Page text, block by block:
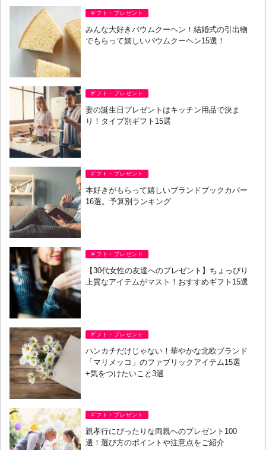
ギフト・プレゼント
みんな大好きバウムクーヘン！結婚式の引出物
でもらって嬉しいバウムクーヘン15選！
ギフト・プレゼント
妻の誕生日プレゼントはキッチン用品で決ま
り！タイプ別ギフト15選
ギフト・プレゼント
本好きがもらって嬉しいブランドブックカバー
16選。予算別ランキング
ギフト・プレゼント
【30代女性の友達へのプレゼント】ちょっぴり
上質なアイテムがマスト！おすすめギフト15選
ギフト・プレゼント
ハンカチだけじゃない！華やかな北欧ブランド
「マリメッコ」のファブリックアイテム15選
+気をつけたいこと3選
ギフト・プレゼント
親孝行にぴったりな両親へのプレゼント100
選！選び方のポイントや注意点をご紹介